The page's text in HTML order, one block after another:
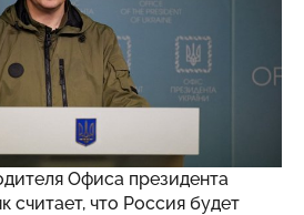
Офиса президента
считает, что Россия будет